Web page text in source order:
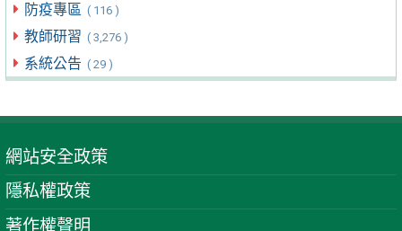
防疫專區 ( 116 )
教師研習 ( 3,276 )
系統公告 ( 29 )
網站安全政策
隱私權政策
著作權聲明